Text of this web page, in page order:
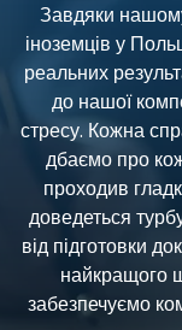
Завдяки
іноземців у
реальних
до нашої
стресу. Кожна
дбаємо про
проходив
доведеться
від підготовки
найкращого
забезпечуємо